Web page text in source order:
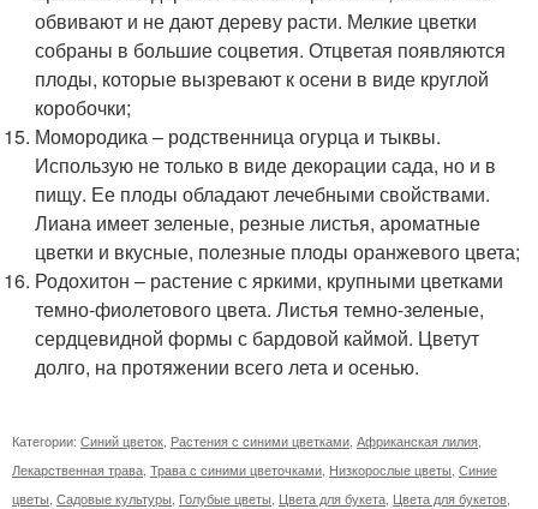
обвивают и не дают дереву расти. Мелкие цветки
собраны в большие соцветия. Отцветая появляются
плоды, которые вызревают к осени в виде круглой
коробочки;
Момородика – родственница огурца и тыквы.
Использую не только в виде декорации сада, но и в
пищу. Ее плоды обладают лечебными свойствами.
Лиана имеет зеленые, резные листья, ароматные
цветки и вкусные, полезные плоды оранжевого цвета;
Родохитон – растение с яркими, крупными цветками
темно-фиолетового цвета. Листья темно-зеленые,
сердцевидной формы с бардовой каймой. Цветут
долго, на протяжении всего лета и осенью.
Категории: Синий цветок Растения с синими цветками Африканская лилия
Лекарственная трава Трава с синими цветочками Низкорослые цветы Синие
цветы Садовые культуры Голубые цветы Цвета для букета Цвета для букетов